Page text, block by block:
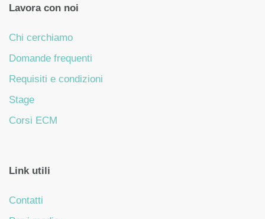
Lavora con noi
Chi cerchiamo
Domande frequenti
Requisiti e condizioni
Stage
Corsi ECM
Link utili
Contatti